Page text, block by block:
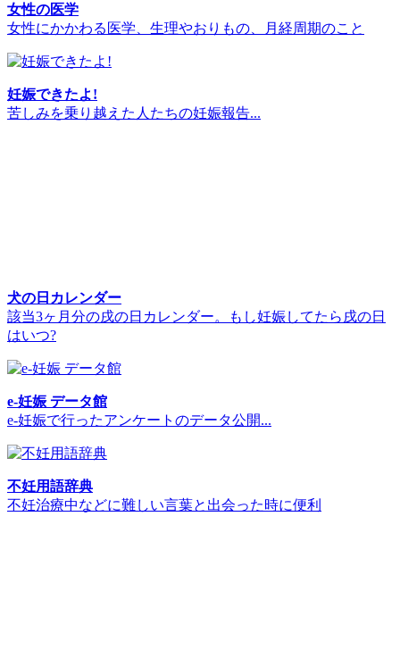
女性の医学
女性にかかわる医学、生理やおりもの、月経周期のこと
妊娠できたよ!
苦しみを乗り越えた人たちの妊娠報告...
犬の日カレンダー
該当3ヶ月分の戌の日カレンダー。もし妊娠してたら戌の日
はいつ?
e-妊娠 データ館
e-妊娠で行ったアンケートのデータ公開...
不妊用語辞典
不妊治療中などに難しい言葉と出会った時に便利